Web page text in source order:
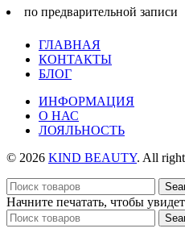
по предварительной записи
ГЛАВНАЯ
КОНТАКТЫ
БЛОГ
ИНФОРМАЦИЯ
О НАС
ЛОЯЛЬНОСТЬ
© 2026 KIND BEAUTY. All
Начните печатать, чтобы